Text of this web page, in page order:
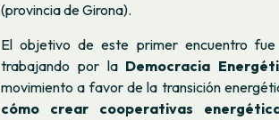
(provincia de Girona).
El objetivo de este primer encuentro
trabajando por la Democracia
movimiento a favor de la transición
cómo crear cooperativas